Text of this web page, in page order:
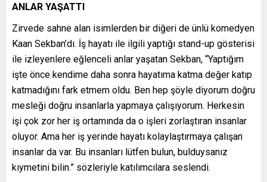
ANLAR YAŞATTI
Zirvede sahne alan isimlerden bir diğeri de ünlü komedyen
Kaan Sekban’dı. İş hayatı ile ilgili yaptığı stand-up gösterisi
ile izleyenlere eğlenceli anlar yaşatan Sekban, “Yaptığım
işte önce kendime daha sonra hayatıma katma değer katıp
katmadığını fark etmem oldu. Ben hep şöyle diyorum doğru
mesleği doğru insanlarla yapmaya çalışıyorum. Herkesin
işi çok zor her iş ortamında da o işleri zorlaştıran insanlar
oluyor. Ama her iş yerinde hayatı kolaylaştırmaya çalışan
insanlar da var. Bu insanları lütfen bulun, bulduysanız
kıymetini bilin.” sözleriyle katılımcılara seslendi.